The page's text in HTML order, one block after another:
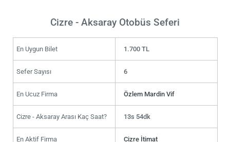
Cizre - Aksaray Otobüs Seferi
En Uygun Bilet 1.700 TL
Sefer Sayısı 6
En Ucuz Firma Özlem Mardin Vif
Cizre - Aksaray Arası Kaç Saat? 13s 54dk
En Aktif Firma Cizre İtimat